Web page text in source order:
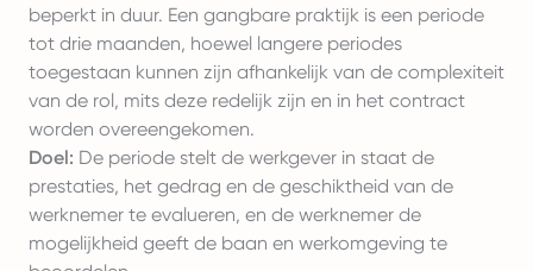
beperkt in duur. Een gangbare praktijk is een periode
tot drie maanden, hoewel langere periodes
toegestaan kunnen zijn afhankelijk van de complexiteit
van de rol, mits deze redelijk zijn en in het contract
worden overeengekomen.
Doel: De periode stelt de werkgever in staat de
prestaties, het gedrag en de geschiktheid van de
werknemer te evalueren, en de werknemer de
mogelijkheid geeft de baan en werkomgeving te